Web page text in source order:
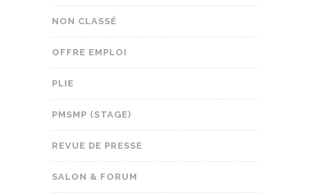
NON CLASSÉ
OFFRE EMPLOI
PLIE
PMSMP (STAGE)
REVUE DE PRESSE
SALON & FORUM